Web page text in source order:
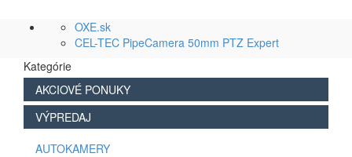
OXE.sk
CEL-TEC PipeCamera 50mm PTZ Expert
Kategórie
AKCIOVÉ PONUKY
VÝPREDAJ
AUTOKAMERY